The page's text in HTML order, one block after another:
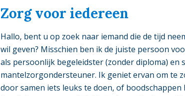
Zorg voor iedereen
Hallo, bent u op zoek naar iemand die de tijd
wil geven? Misschien ben ik de juiste persoon
als persoonlijk begeleidster (zonder diploma) en
mantelzorgondersteuner. Ik geniet ervan om te
door samen iets leuks te doen, of